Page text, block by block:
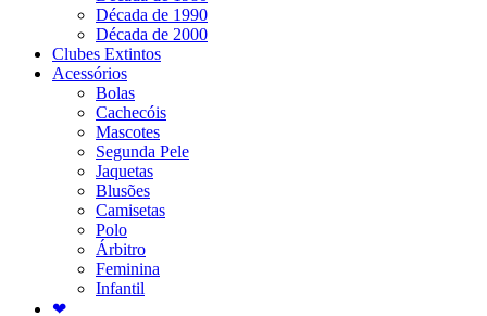
Década de 1990
Década de 2000
Clubes Extintos
Acessórios
Bolas
Cachecóis
Mascotes
Segunda Pele
Jaquetas
Blusões
Camisetas
Polo
Árbitro
Feminina
Infantil
❤